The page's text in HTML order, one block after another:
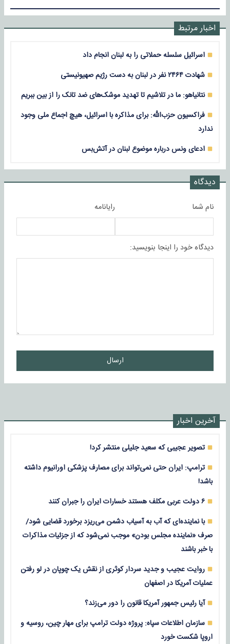
اخبار مرتبط
اسرائیل سلسله حملاتی را به لبنان انجام داد
شهادت ۲۴۶۴ نفر در لبنان به دست رژیم صهیونیستی
نتانیاهو: ما در تلاشیم تا تهدید موشک‌های ضد تانک را از بین ببریم
فراکسیون حزب‌الله: برای مذاکره با اسرائیل، هیچ اجماع ملی وجود
ندارد
ادعای ونس درباره موضوع لبنان در آتش‌بس
دیدگاه
نام شما رایانامه
دیدگاه خود را اینجا بنویسید:
ارسال
آخرین اخبار
تصویر عجیبی که سعید جلیلی منتشر کرد!
ترامپ: ایران حتی نمی‌تواند برای مصارف پزشکی اورانیوم داشته
باشد!
۶ دولت عربی مکلف هستند خسارات ایران را جبران کنند
با نماینده‌ای که آب به آسیاب دشمن می‌ریزد برخورد قضایی شود/
صرف «نماینده مجلس بودن» موجب نمی‌شود که از جزئیات مذاکرات
با خبر باشند
روایت عجیب و جدید سردار کوثری از نقش یک چوپان در لو رفتن
عملیات آمریکا در اصفهان
آیا رئیس جمهور آمریکا قانون را دور می‌زند؟
سازمان اطلاعات سپاه: پروژه دولت ترامپ برای مهار چین، روسیه و
اروپا شکست خورد